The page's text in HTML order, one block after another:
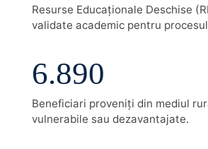
Resurse Educaționale Deschise
validate academic pentru
6.890
Beneficiari proveniți din mediul
vulnerabile sau dezavantajate.